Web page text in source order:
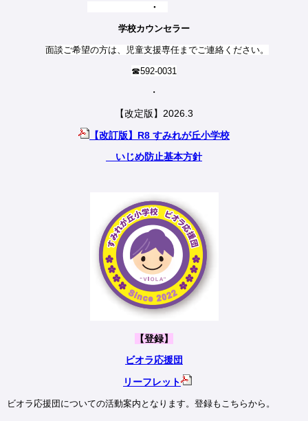
・
学校カウンセラー
面談ご希望の方は、児童支援専任までご連絡ください。
☎592-0031
・
【改定版】2026.3
【改訂版】R8 すみれが丘小学校
いじめ防止基本方針
【登録】
ビオラ応援団
リーフレット
ビオラ応援団についての活動案内となります。登録もこちらから。